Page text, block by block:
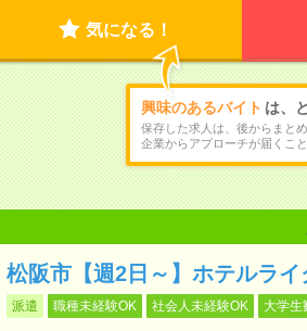
気になる！
興味のあるバイト は、
保存した求人は、後からまと
企業からアプローチが届くこと
松阪市【週2日～】ホテルラ
派遣 職種未経験OK 社会人未経験OK 大学生